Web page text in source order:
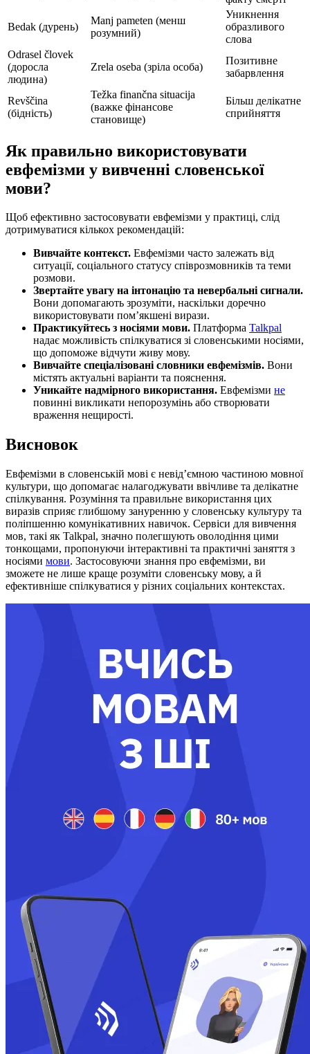
Bedak (дурень)
Manj pameten (менш
розумний)
Уникнення
образливого
слова
Odrasel človek
(доросла
людина)
Zrela oseba (зріла особа)
Позитивне
забарвлення
Revščina
(бідність)
Težka finančna situacija
(важке фінансове
становище)
Більш делікатне
сприйняття
Як правильно використовувати
евфемізми у вивченні словенської
мови?
Щоб ефективно застосовувати евфемізми у практиці, слід
дотримуватися кількох рекомендацій:
Вивчайте контекст. Евфемізми часто залежать від
ситуації, соціального статусу співрозмовників та теми
розмови.
Звертайте увагу на інтонацію та невербальні сигнали.
Вони допомагають зрозуміти, наскільки доречно
використовувати пом’якшені вирази.
Практикуйтесь з носіями мови. Платформа Talkpal
надає можливість спілкуватися зі словенськими носіями,
що допоможе відчути живу мову.
Вивчайте спеціалізовані словники евфемізмів. Вони
містять актуальні варіанти та пояснення.
Уникайте надмірного використання. Евфемізми не
повинні викликати непорозумінь або створювати
враження нещирості.
Висновок
Евфемізми в словенській мові є невід’ємною частиною мовної
культури, що допомагає налагоджувати ввічливе та делікатне
спілкування. Розуміння та правильне використання цих
виразів сприяє глибшому зануренню у словенську культуру та
поліпшенню комунікативних навичок. Сервіси для вивчення
мов, такі як Talkpal, значно полегшують оволодіння цими
тонкощами, пропонуючи інтерактивні та практичні заняття з
носіями мови. Застосовуючи знання про евфемізми, ви
зможете не лише краще розуміти словенську мову, а й
ефективніше спілкуватися у різних соціальних контекстах.